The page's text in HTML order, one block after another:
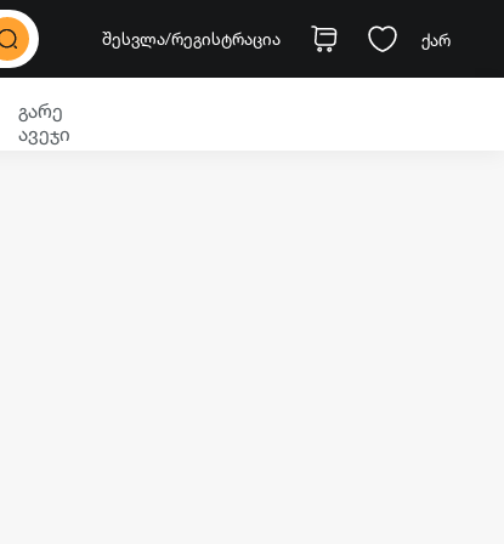
შესვლა/რეგისტრაცია ქარ
გარე
ავეჯი